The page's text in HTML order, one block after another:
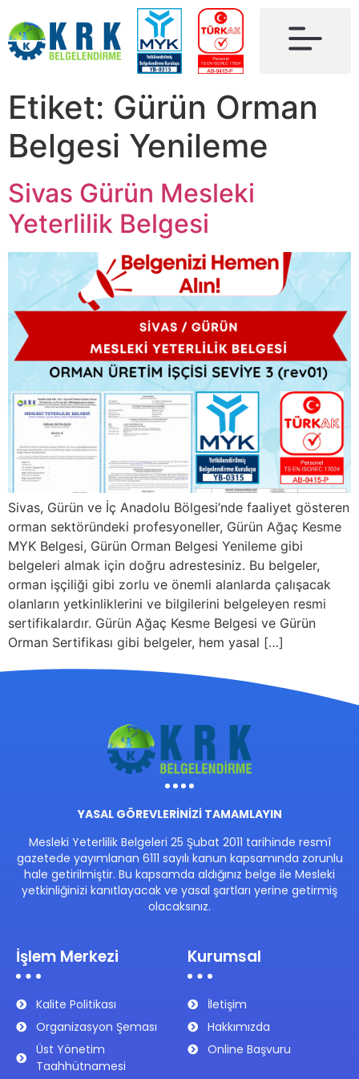
Etiket: Gürün Orman
Belgesi Yenileme
Sivas Gürün Mesleki
Yeterlilik Belgesi
Sivas, Gürün ve İç Anadolu Bölgesi’nde faaliyet gösteren
orman sektöründeki profesyoneller, Gürün Ağaç Kesme
MYK Belgesi, Gürün Orman Belgesi Yenileme gibi
belgeleri almak için doğru adrestesiniz. Bu belgeler,
orman işçiliği gibi zorlu ve önemli alanlarda çalışacak
olanların yetkinliklerini ve bilgilerini belgeleyen resmi
sertifikalardır. Gürün Ağaç Kesme Belgesi ve Gürün
Orman Sertifikası gibi belgeler, hem yasal […]
YASAL GÖREVLERİNİZİ TAMAMLAYIN
Mesleki Yeterlilik Belgeleri 25 Şubat 2011 tarihinde resmî
gazetede yayımlanan 6111 sayılı kanun kapsamında zorunlu
hale getirilmiştir. Bu kapsamda aldığınız belge ile Mesleki
yetkinliğinizi kanıtlayacak ve yasal şartları yerine getirmiş
olacaksınız.
İşlem Merkezi
Kalite Politikası
Organizasyon Şeması
Üst Yönetim
Taahhütnamesi
Kurumsal
İletişim
Hakkımızda
Online Başvuru